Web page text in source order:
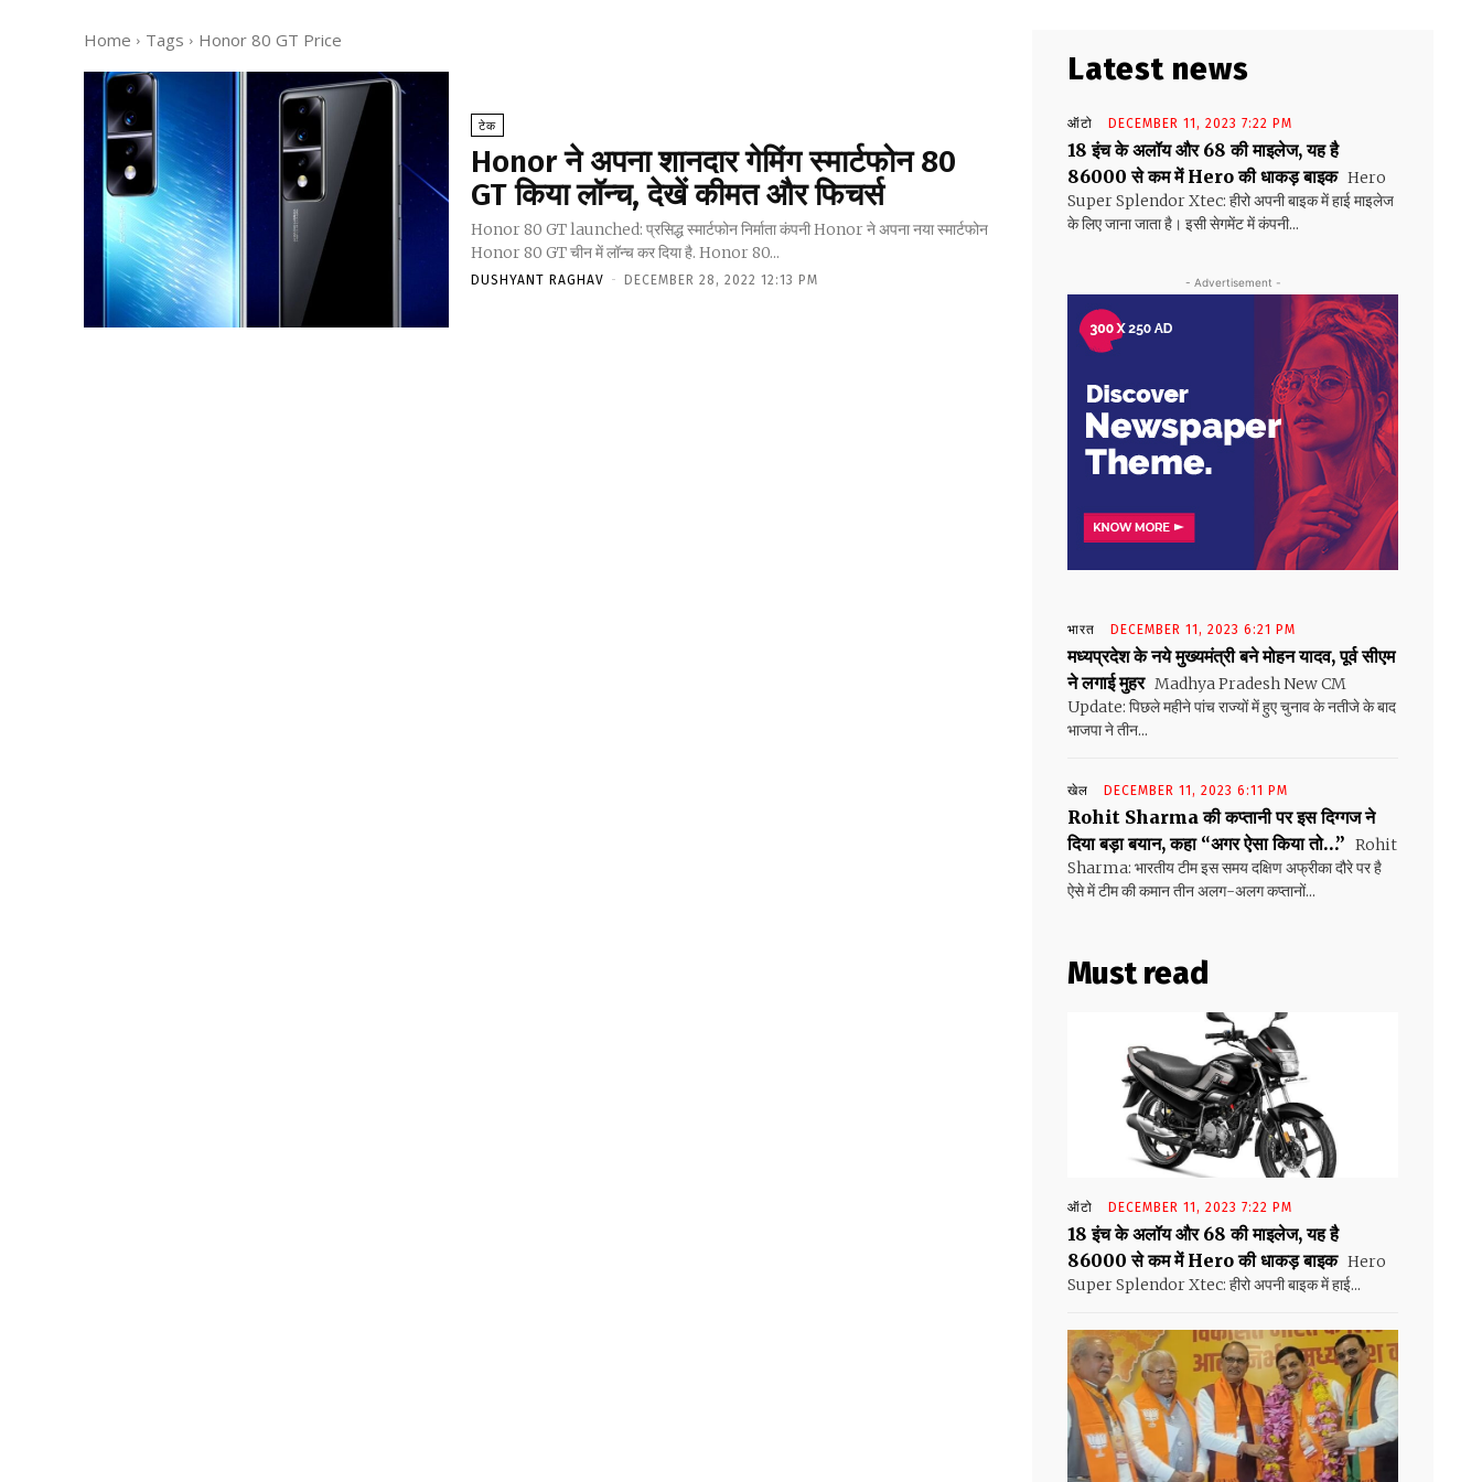
Home Tags Honor 80 GT Price
टेक
Honor ने अपना शानदार गेमिंग स्मार्टफोन 80
GT किया लॉन्च, देखें कीमत और फिचर्स
Honor 80 GT launched: प्रसिद्ध स्मार्टफोन निर्माता कंपनी Honor ने अपना नया स्मार्टफोन
Honor 80 GT चीन में लॉन्च कर दिया है. Honor 80...
DUSHYANT RAGHAV - DECEMBER 28, 2022 12:13 PM
Latest news
ऑटो DECEMBER 11, 2023 7:22 PM
18 इंच के अलॉय और 68 की माइलेज, यह है
86000 से कम में Hero की धाकड़ बाइक Hero
Super Splendor Xtec: हीरो अपनी बाइक में हाई माइलेज
के लिए जाना जाता है। इसी सेगमेंट में कंपनी...
- Advertisement -
भारत DECEMBER 11, 2023 6:21 PM
मध्यप्रदेश के नये मुख्यमंत्री बने मोहन यादव, पूर्व सीएम
ने लगाई मुहर Madhya Pradesh New CM
Update: पिछले महीने पांच राज्यों में हुए चुनाव के नतीजे के बाद
भाजपा ने तीन...
खेल DECEMBER 11, 2023 6:11 PM
Rohit Sharma की कप्तानी पर इस दिग्गज ने
दिया बड़ा बयान, कहा “अगर ऐसा किया तो…” Rohit
Sharma: भारतीय टीम इस समय दक्षिण अफ्रीका दौरे पर है
ऐसे में टीम की कमान तीन अलग-अलग कप्तानों...
Must read
ऑटो DECEMBER 11, 2023 7:22 PM
18 इंच के अलॉय और 68 की माइलेज, यह है
86000 से कम में Hero की धाकड़ बाइक Hero
Super Splendor Xtec: हीरो अपनी बाइक में हाई...